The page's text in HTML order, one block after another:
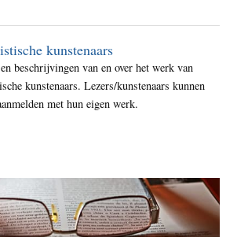
kunstenaars
beschrijvingen van en over het werk van
kunstenaars. Lezers/kunstenaars kunnen
met hun eigen werk.